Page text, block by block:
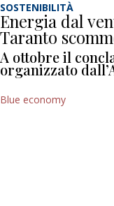
SOSTENIBILITÀ
Energia dal
Taranto
A ottobre il
organizzato
Blue economy